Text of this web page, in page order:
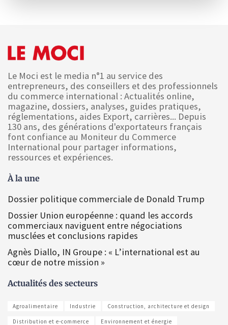
Le Moci est le media n°1 au service des
entrepreneurs, des conseillers et des professionnels
du commerce international : Actualités online,
magazine, dossiers, analyses, guides pratiques,
réglementations, aides Export, carrières... Depuis
130 ans, des générations d'exportateurs français
font confiance au Moniteur du Commerce
International pour partager informations,
ressources et expériences.
À la une
Dossier politique commerciale de Donald Trump
Dossier Union européenne : quand les accords
commerciaux naviguent entre négociations
musclées et conclusions rapides
Agnès Diallo, IN Groupe : « L’international est au
cœur de notre mission »
Actualités des secteurs
Agroalimentaire Industrie Construction, architecture et design
Distribution et e-commerce Environnement et énergie